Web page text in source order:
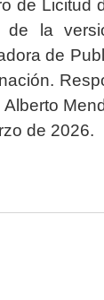
de Licitud
de la
de
Alberto
de 2026.